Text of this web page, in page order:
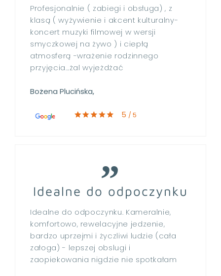
Profesjonalnie ( zabiegi i obsługa) , z
klasą ( wyżywienie i akcent kulturalny-
koncert muzyki filmowej w wersji
smyczkowej na żywo ) i ciepłą
atmosferą -wrażenie rodzinnego
przyjęcia...żal wyjeżdżać
Bożena Plucińska,
5 / 5
Idealne do odpoczynku
Idealne do odpoczynku. Kameralnie,
komfortowo, rewelacyjne jedzenie,
bardzo uprzejmi i życzliwi ludzie (cała
załoga) - lepszej obslugi i
zaopiekowania nigdzie nie spotkałam